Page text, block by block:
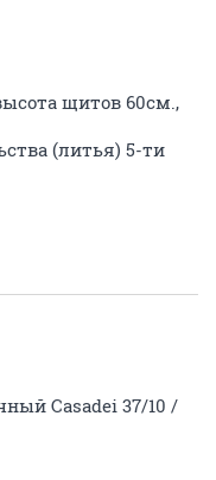
щитов 60см.,
(литья) 5-ти
Сasadei 37/10 /